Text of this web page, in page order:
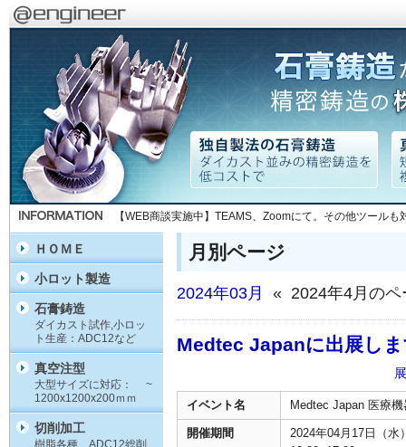
【WEB商談実施中】TEAMS、Zoomにて。その他ツールも
月別ページ
2024年03月 « 2024年4月の
Medtec Japanに出展し
イベント名 Medtec Japan 医療
開催期間
2024年04月17日（水
ＨＯＭＥ
小ロット製造
石膏鋳造
ダイカスト試作,小ロッ
ト生産：ADC12など
真空注型
大型サイズに対応： ~
1200x1200x200ｍｍ
切削加工
樹脂各種、ADC12総削